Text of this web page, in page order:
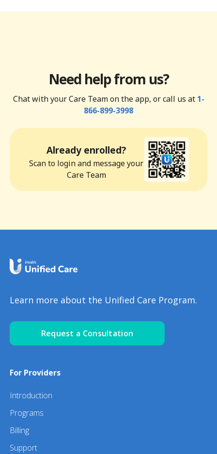
Need help from us?
Chat with your Care Team on the app, or call us at 1-
866-899-3998
Already enrolled?
Scan to login and message your
Care Team
Learn more about the Unified Care Program.
Request a Consultation
For Providers
Introduction
Programs
Billing
Support